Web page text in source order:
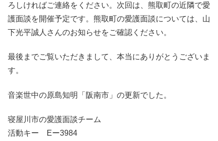
ろしければご連絡をください。次回は、熊取町の近隣で愛
護面談を開催予定です。熊取町の愛護面談については、山
下光平誠人さんのお知らせをご確認ください。
最後までご覧いただきまして、本当にありがとうございま
す。
音楽世中の原島知明「阪南市」の更新でした。
寝屋川市の愛護面談チーム
活動キー Eー3984